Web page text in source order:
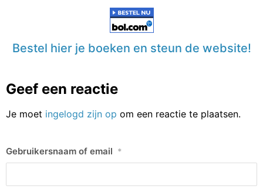
Bestel hier je boeken en steun de website!
Geef een reactie
Je moet ingelogd zijn op om een reactie te plaatsen.
Gebruikersnaam of email *